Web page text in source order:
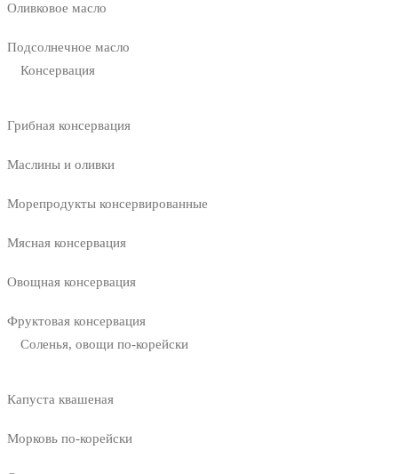
Оливковое масло
Подсолнечное масло
Консервация
Грибная консервация
Маслины и оливки
Морепродукты консервированные
Мясная консервация
Овощная консервация
Фруктовая консервация
Соленья, овощи по-корейски
Капуста квашеная
Морковь по-корейски